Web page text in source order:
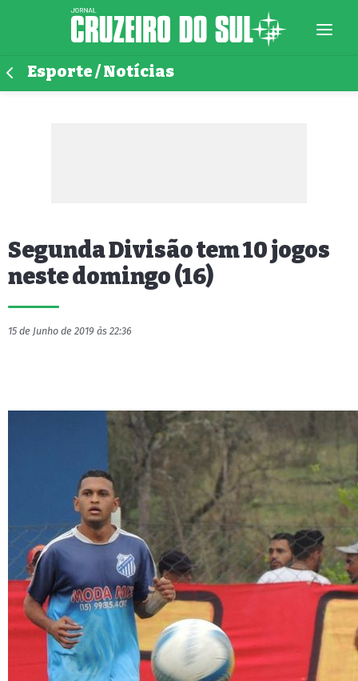
Esporte / Notícias
Segunda Divisão tem 10 jogos
neste domingo (16)
15 de Junho de 2019 às 22:36